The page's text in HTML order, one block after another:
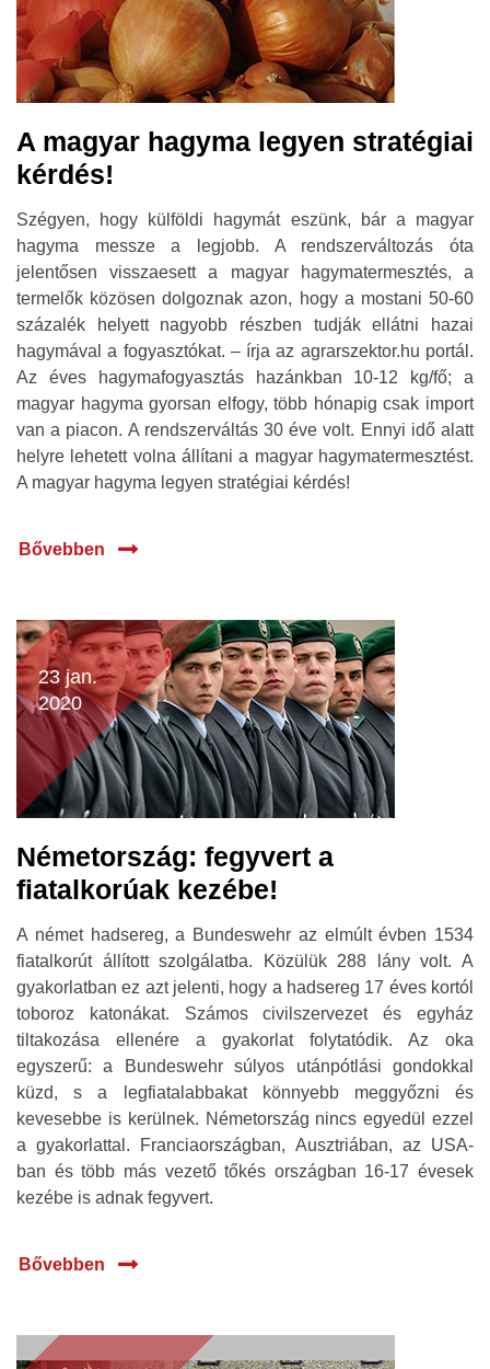
A magyar hagyma legyen stratégiai
kérdés!
Szégyen, hogy külföldi hagymát eszünk, bár a magyar
hagyma messze a legjobb. A rendszerváltozás óta
jelentősen visszaesett a magyar hagymatermesztés, a
termelők közösen dolgoznak azon, hogy a mostani 50-60
százalék helyett nagyobb részben tudják ellátni hazai
hagymával a fogyasztókat. – írja az agrarszektor.hu portál.
Az éves hagymafogyasztás hazánkban 10-12 kg/fő; a
magyar hagyma gyorsan elfogy, több hónapig csak import
van a piacon. A rendszerváltás 30 éve volt. Ennyi idő alatt
helyre lehetett volna állítani a magyar hagymatermesztést.
A magyar hagyma legyen stratégiai kérdés!
Bővebben
23 jan.
2020
Németország: fegyvert a
fiatalkorúak kezébe!
A német hadsereg, a Bundeswehr az elmúlt évben 1534
fiatalkorút állított szolgálatba. Közülük 288 lány volt. A
gyakorlatban ez azt jelenti, hogy a hadsereg 17 éves kortól
toboroz katonákat. Számos civilszervezet és egyház
tiltakozása ellenére a gyakorlat folytatódik. Az oka
egyszerű: a Bundeswehr súlyos utánpótlási gondokkal
küzd, s a legfiatalabbakat könnyebb meggyőzni és
kevesebbe is kerülnek. Németország nincs egyedül ezzel
a gyakorlattal. Franciaországban, Ausztriában, az USA-
ban és több más vezető tőkés országban 16-17 évesek
kezébe is adnak fegyvert.
Bővebben